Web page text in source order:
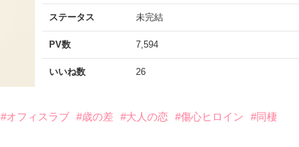
ステータス 未完結
PV数 7,594
いいね数 26
#オフィスラブ #歳の差 #大人の恋 #傷心ヒロイン #同棲